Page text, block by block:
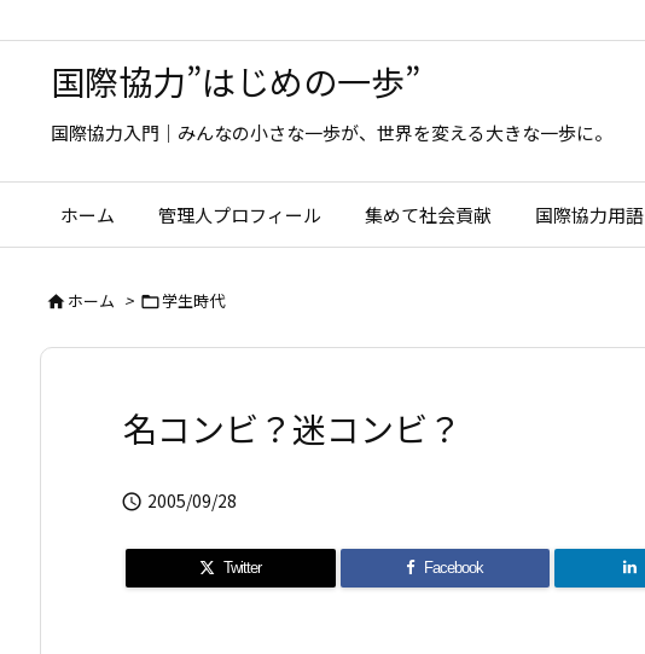
国際協力”はじめの一歩”
国際協力入門｜みんなの小さな一歩が、世界を変える大きな一歩に。
ホーム 管理人プロフィール 集めて社会貢献 国際協力用語
ホーム > 学生時代
名コンビ？迷コンビ？
 2005/09/28
Twitter Facebook